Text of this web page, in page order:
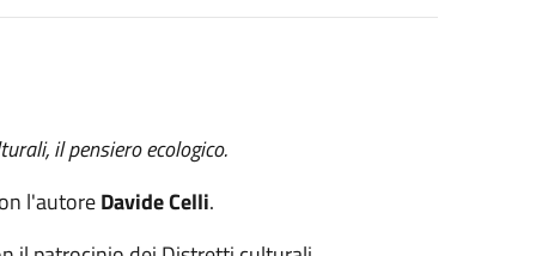
il pensiero ecologico.
l'autoreDavide Celli.